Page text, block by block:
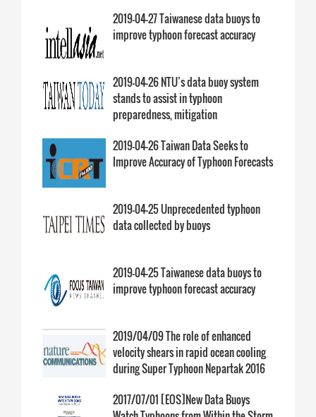
2019-04-27 Taiwanese data buoys to
improve typhoon forecast accuracy
2019-04-26 NTU’s data buoy system
stands to assist in typhoon
preparedness, mitigation
2019-04-26 Taiwan Data Seeks to
Improve Accuracy of Typhoon Forecasts
2019-04-25 Unprecedented typhoon
data collected by buoys
2019-04-25 Taiwanese data buoys to
improve typhoon forecast accuracy
2019/04/09 The role of enhanced
velocity shears in rapid ocean cooling
during Super Typhoon Nepartak 2016
2017/07/01 [EOS]New Data Buoys